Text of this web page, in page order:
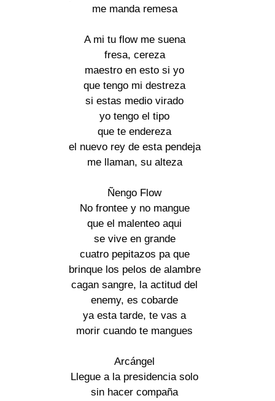
me manda remesa
A mi tu flow me suena
fresa, cereza
maestro en esto si yo
que tengo mi destreza
si estas medio virado
yo tengo el tipo
que te endereza
el nuevo rey de esta pendeja
me llaman, su alteza
Ñengo Flow
No frontee y no mangue
que el malenteo aqui
se vive en grande
cuatro pepitazos pa que
brinque los pelos de alambre
cagan sangre, la actitud del
enemy, es cobarde
ya esta tarde, te vas a
morir cuando te mangues
Arcángel
Llegue a la presidencia solo
sin hacer compaña